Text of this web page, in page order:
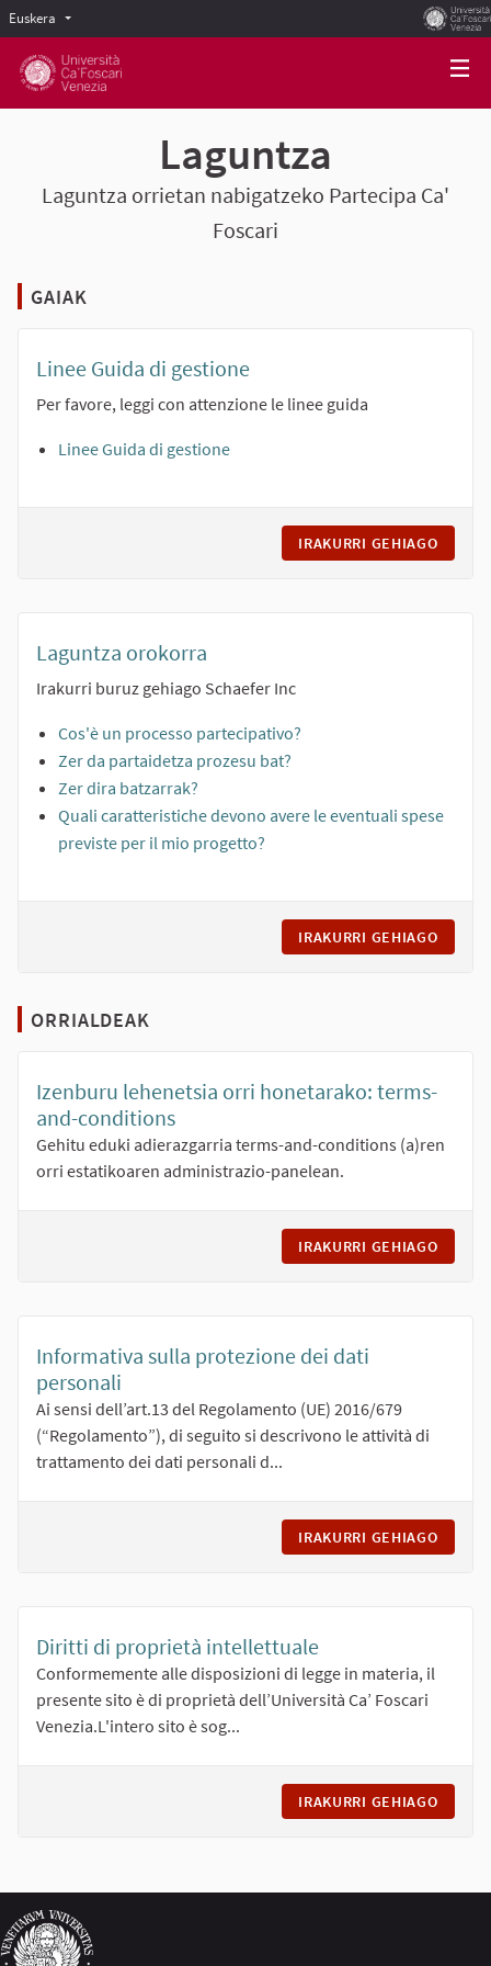
Euskera Scegli la lingua
Laguntza
Laguntza orrietan nabigatzeko Partecipa Ca'
Foscari
GAIAK
Linee Guida di gestione
Per favore, leggi con attenzione le linee guida
Linee Guida di gestione
IRAKURRI GEHIAGO
Laguntza orokorra
Irakurri buruz gehiago Schaefer Inc
Cos'è un processo partecipativo?
Zer da partaidetza prozesu bat?
Zer dira batzarrak?
Quali caratteristiche devono avere le eventuali spese
previste per il mio progetto?
IRAKURRI GEHIAGO
ORRIALDEAK
Izenburu lehenetsia orri honetarako: terms-
and-conditions
Gehitu eduki adierazgarria terms-and-conditions (a)ren
orri estatikoaren administrazio-panelean.
IRAKURRI GEHIAGO
Informativa sulla protezione dei dati
personali
Ai sensi dell’art.13 del Regolamento (UE) 2016/679
(“Regolamento”), di seguito si descrivono le attività di
trattamento dei dati personali d...
IRAKURRI GEHIAGO
Diritti di proprietà intellettuale
Conformemente alle disposizioni di legge in materia, il
presente sito è di proprietà dell’Università Ca’ Foscari
Venezia.L'intero sito è sog...
IRAKURRI GEHIAGO